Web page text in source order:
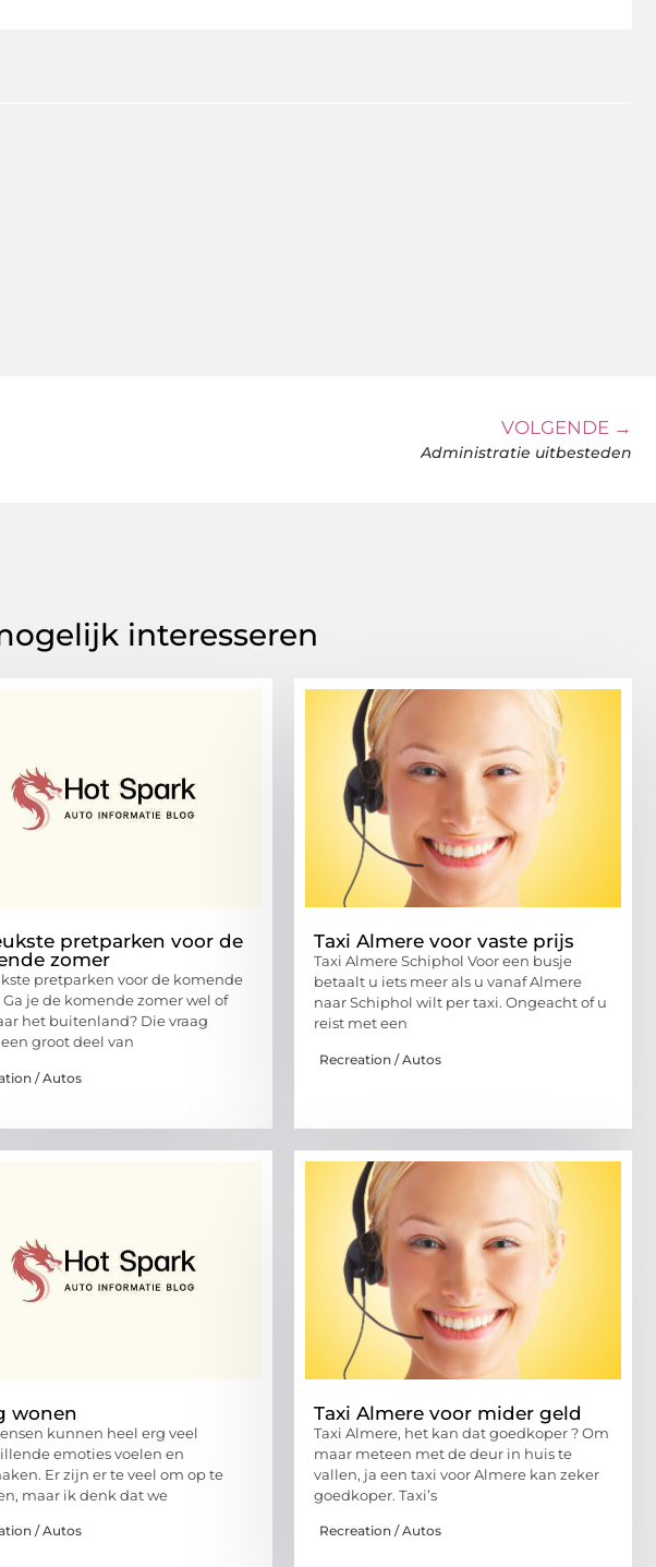
VOLGENDE →
Administratie uitbesteden
interesseren
pretparken voor de
zomer
pretparken voor de komende
je de komende zomer wel of
het buitenland? Die vraag
groot deel van
/ Autos
Taxi Almere voor vaste prijs
Taxi Almere Schiphol Voor een busje
betaalt u iets meer als u vanaf Almere
naar Schiphol wilt per taxi. Ongeacht of u
reist met een
Recreation / Autos
wonen
kunnen heel erg veel
emoties voelen en
Er zijn er te veel om op te
maar ik denk dat we
/ Autos
Taxi Almere voor mider geld
Taxi Almere, het kan dat goedkoper ? Om
maar meteen met de deur in huis te
vallen, ja een taxi voor Almere kan zeker
goedkoper. Taxi’s
Recreation / Autos